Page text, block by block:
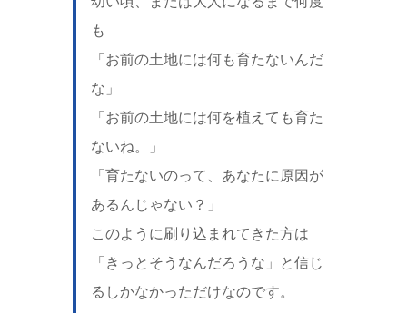
も
「お前の土地には何も育たないんだ
な」
「お前の土地には何を植えても育た
ないね。」
「育たないのって、あなたに原因が
あるんじゃない？」
このように刷り込まれてきた方は
「きっとそうなんだろうな」と信じ
るしかなかっただけなのです。